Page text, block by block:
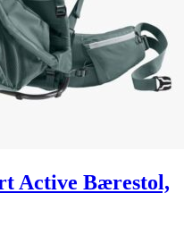
Active Bærestol,